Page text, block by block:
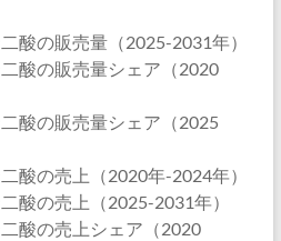
酸の販売量（2025-2031年）
酸の販売量シェア（2020
酸の販売量シェア（2025
酸の売上（2020年-2024年）
酸の売上（2025-2031年）
酸の売上シェア（2020